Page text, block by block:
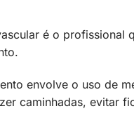
é o profissional
envolve o uso de
caminhadas, evitar